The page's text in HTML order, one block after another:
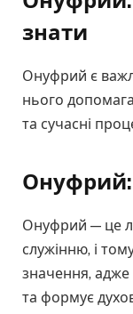
знати
Онуфрий є
нього
та сучасні
Онуфрий:
Онуфрий — це
служінню, і
значення,
та формує